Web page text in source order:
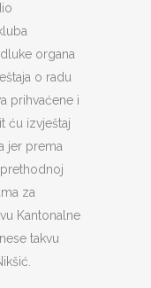
organa
o radu
prihvaćene i
ću izvještaj
jer prema
za
Kantonalne
takvu